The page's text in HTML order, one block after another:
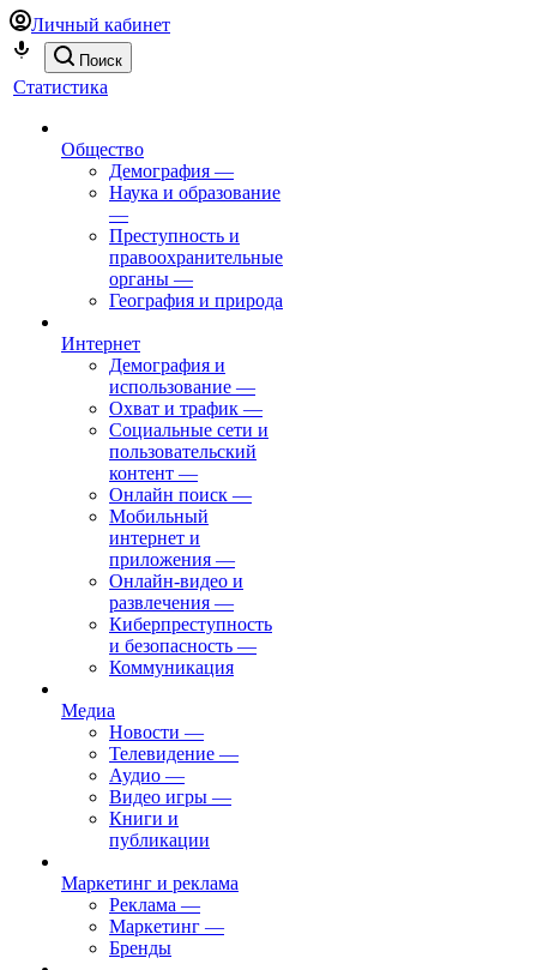
Личный кабинет
Поиск
Статистика
Общество
Демография —
Наука и образование
—
Преступность и
правоохранительные
органы —
География и природа
Интернет
Демография и
использование —
Охват и трафик —
Социальные сети и
пользовательский
контент —
Онлайн поиск —
Мобильный
интернет и
приложения —
Онлайн-видео и
развлечения —
Киберпреступность
и безопасность —
Коммуникация
Медиа
Новости —
Телевидение —
Аудио —
Видео игры —
Книги и
публикации
Маркетинг и реклама
Реклама —
Маркетинг —
Бренды